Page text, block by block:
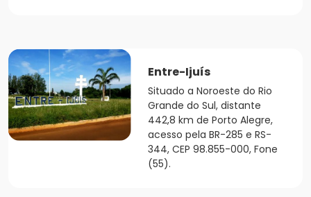
Entre-Ijuís
Situado a Noroeste do Rio
Grande do Sul, distante
442,8 km de Porto Alegre,
acesso pela BR-285 e RS-
344, CEP 98.855-000, Fone
(55).